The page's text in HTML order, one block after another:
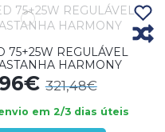
75+25W REGULÁVEL
HARMONY
321,48€
em 2/3 dias úteis